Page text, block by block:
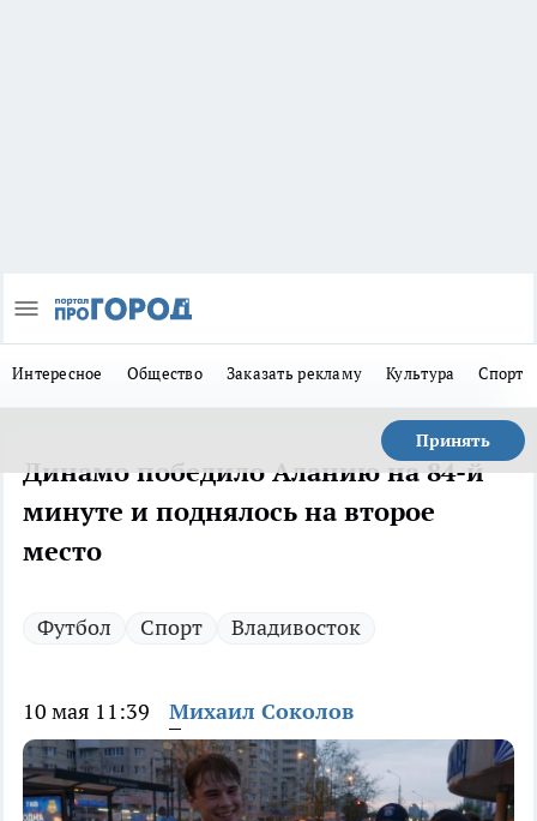
Интересное Общество Заказать рекламу Культура Спорт
Принять
Динамо победило Аланию на 84-й
минуте и поднялось на второе
место
Футбол Спорт Владивосток
10 мая 11:39 Михаил Соколов